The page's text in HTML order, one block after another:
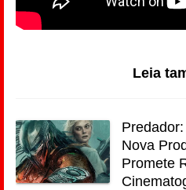
Leia
Nova
Promete